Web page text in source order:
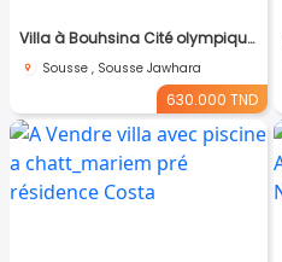
Villa à Bouhsina Cité olympique, Proche de toutes Commodités
Sousse , Sousse Jawhara
630.000 TND